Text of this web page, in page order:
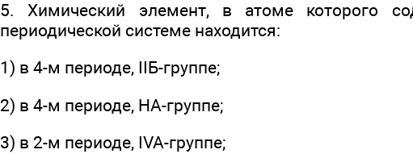
5. Химический элемент, в атоме которого
периодической системе находится:
1) в 4-м периоде, IIБ-группе;
2) в 4-м периоде, НА-группе;
3) в 2-м периоде, IVA-группе;